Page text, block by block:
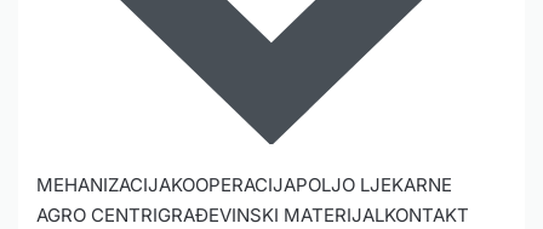
MEHANIZACIJAKOOPERACIJAPOLJO LJEKARNE
AGRO CENTRIGRAĐEVINSKI MATERIJALKONTAKT